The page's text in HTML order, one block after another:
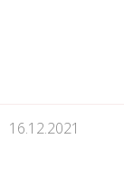
16.12.2021